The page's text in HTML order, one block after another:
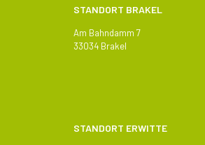
STANDORT BRAKEL
Am Bahndamm 7
33034 Brakel
STANDORT ERWITTE